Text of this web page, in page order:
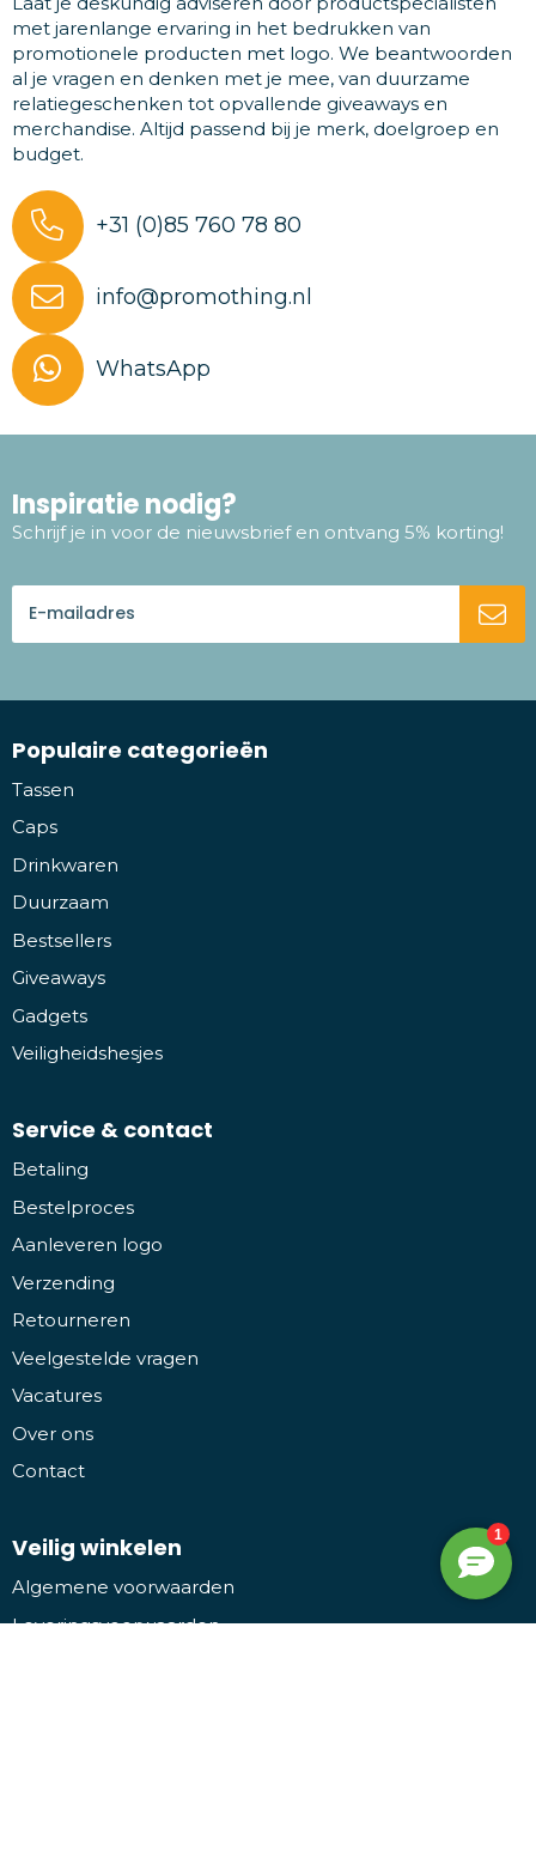
met jarenlange ervaring in het bedrukken van
promotionele producten met logo. We beantwoorden
al je vragen en denken met je mee, van duurzame
relatiegeschenken tot opvallende giveaways en
merchandise. Altijd passend bij je merk, doelgroep en
budget.
+31 (0)85 760 78 80
info@promothing.nl
WhatsApp
Inspiratie nodig?
Schrijf je in voor de nieuwsbrief en ontvang 5% korting!
Populaire categorieën
Tassen
Caps
Drinkwaren
Duurzaam
Bestsellers
Giveaways
Gadgets
Veiligheidshesjes
Service & contact
Betaling
Bestelproces
Aanleveren logo
Verzending
Retourneren
Veelgestelde vragen
Vacatures
Over ons
Contact
Veilig winkelen
Algemene voorwaarden
Leveringsvoorwaarden